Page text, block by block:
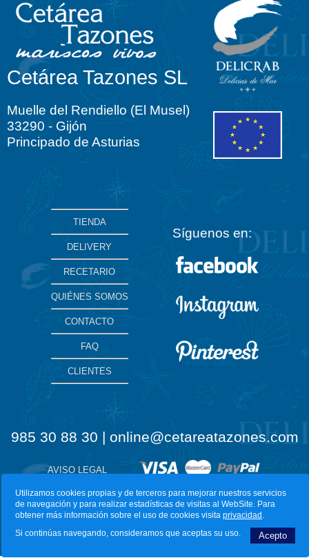
Cetárea Tazones SL
Muelle del Rendiello (El Musel)
33290 - Gijón
Principado de Asturias
TIENDA
DELIVERY
RECETARIO
QUIÉNES SOMOS
CONTACTO
FAQ
CLIENTES
Síguenos en:
985 30 88 30 | online@cetareatazones.com
AVISO LEGAL
Diseño Web: LuarcaCom
Utilizamos cookies propias y de terceros para mejorar nuestros servicios
de navegación y para realizar estadísticas de visitas al WebSite. Para
obtener más información sobre el uso de cookies visita privacidad .
Si continúas navegando, consideramos que aceptas su uso.
Acepto